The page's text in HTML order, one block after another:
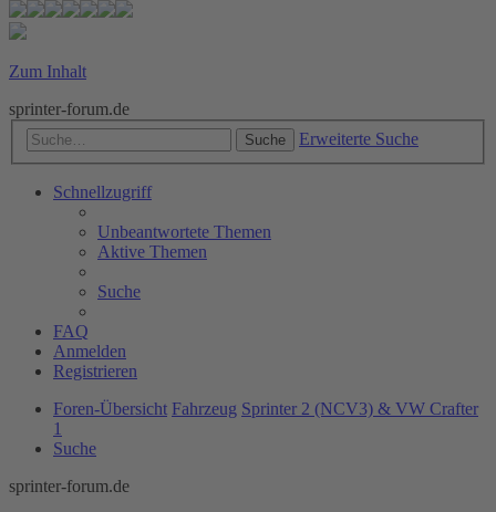
Zum Inhalt
sprinter-forum.de
Suche Erweiterte Suche
Schnellzugriff
Unbeantwortete Themen
Aktive Themen
Suche
FAQ
Anmelden
Registrieren
Foren-Übersicht Fahrzeug Sprinter 2 (NCV3) & VW Crafter
1
Suche
sprinter-forum.de